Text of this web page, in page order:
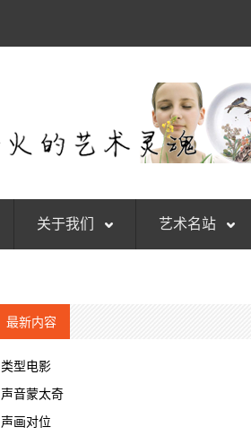
关于我们 艺术名站
最新内容
类型电影
声音蒙太奇
声画对位